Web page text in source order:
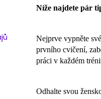
Níže najdete pár
Nejprve vypněte
prvního cvičení,
práci v každém
Odhalte svou